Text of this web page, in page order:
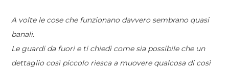
A volte le cose che funzionano davvero sembrano quasi
banali.
Le guardi da fuori e ti chiedi come sia possibile che un
dettaglio così piccolo riesca a muovere qualcosa di così